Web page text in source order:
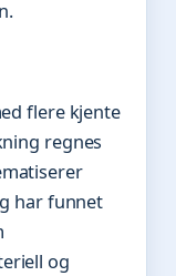
flere kjente
regnes
har funnet
og